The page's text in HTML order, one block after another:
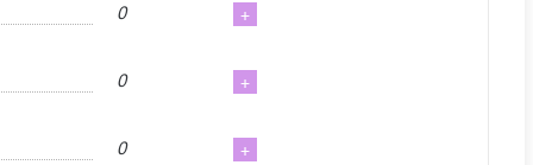
0 +
0 +
0 +